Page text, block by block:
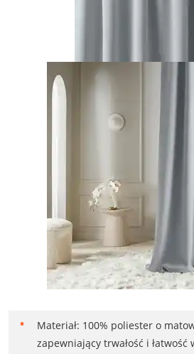
Materiał: 100% poliester o
zapewniający trwałość i łatwość